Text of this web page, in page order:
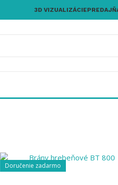
3D VIZUALIZÁCIE
Doručenie zadarmo